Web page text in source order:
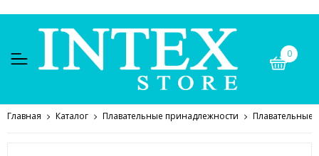
0
Главная Каталог Плавательные принадлежности Плавательные